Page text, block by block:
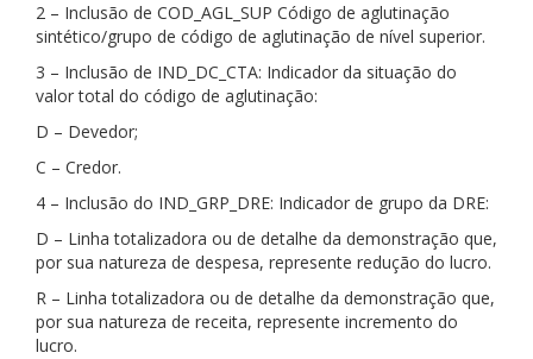
2 – Inclusão de COD_AGL_SUP Código de aglutinação
sintético/grupo de código de aglutinação de nível superior.
3 – Inclusão de IND_DC_CTA: Indicador da situação do
valor total do código de aglutinação:
D – Devedor;
C – Credor.
4 – Inclusão do IND_GRP_DRE: Indicador de grupo da DRE:
D – Linha totalizadora ou de detalhe da demonstração que,
por sua natureza de despesa, represente redução do lucro.
R – Linha totalizadora ou de detalhe da demonstração que,
por sua natureza de receita, represente incremento do
lucro.